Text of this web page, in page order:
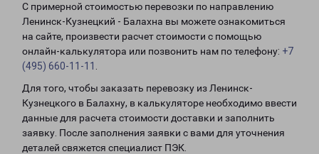
С примерной стоимостью перевозки по направлению
Ленинск-Кузнецкий - Балахна вы можете ознакомиться
на сайте, произвести расчет стоимости с помощью
онлайн-калькулятора или позвонить нам по телефону: +7
(495) 660-11-11
Для того, чтобы заказать перевозку из Ленинск-
Кузнецкого в Балахну, в калькуляторе необходимо ввести
данные для расчета стоимости доставки и заполнить
заявку. После заполнения заявки с вами для уточнения
деталей свяжется специалист ПЭК.